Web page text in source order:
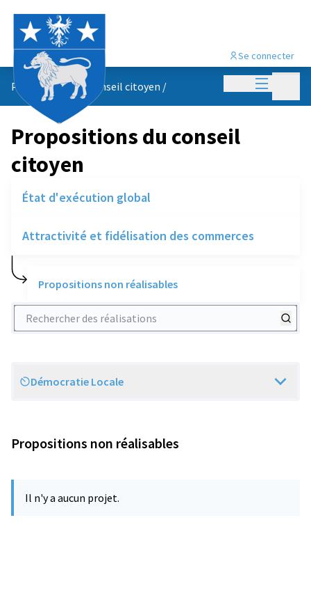
Menu
Se connecter
Propositions du conseil citoyen /
Propositions du conseil
citoyen
État d'exécution global
Attractivité et fidélisation des commerces
Propositions non réalisables
Rechercher des réalisations
Scope
Démocratie Locale
Propositions non réalisables
Il n'y a aucun projet.